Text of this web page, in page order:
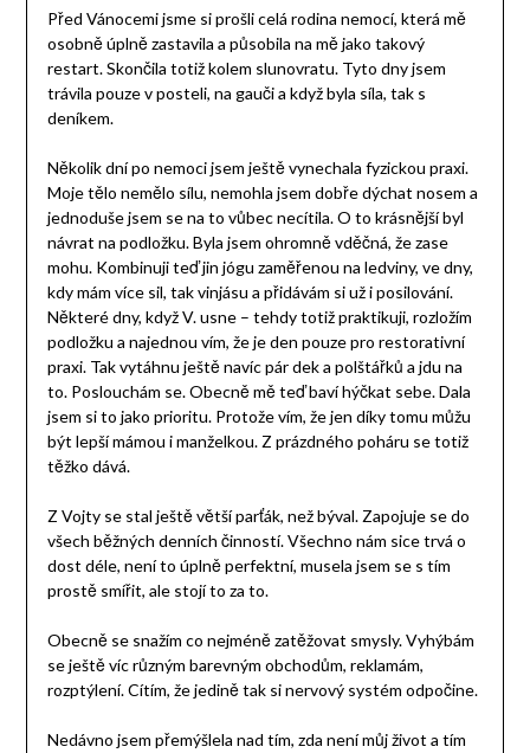
Před Vánocemi jsme si prošli celá rodina nemocí, která mě
osobně úplně zastavila a působila na mě jako takový
restart. Skončila totiž kolem slunovratu. Tyto dny jsem
trávila pouze v posteli, na gauči a když byla síla, tak s
deníkem.
Několik dní po nemoci jsem ještě vynechala fyzickou praxi.
Moje tělo nemělo sílu, nemohla jsem dobře dýchat nosem a
jednoduše jsem se na to vůbec necítila. O to krásnější byl
návrat na podložku. Byla jsem ohromně vděčná, že zase
mohu. Kombinuji teď jin jógu zaměřenou na ledviny, ve dny,
kdy mám více sil, tak vinjásu a přidávám si už i posilování.
Některé dny, když V. usne – tehdy totiž praktikuji, rozložím
podložku a najednou vím, že je den pouze pro restorativní
praxi. Tak vytáhnu ještě navíc pár dek a polštářků a jdu na
to. Poslouchám se. Obecně mě teď baví hýčkat sebe. Dala
jsem si to jako prioritu. Protože vím, že jen díky tomu můžu
být lepší mámou i manželkou. Z prázdného poháru se totiž
těžko dává.
Z Vojty se stal ještě větší parťák, než býval. Zapojuje se do
všech běžných denních činností. Všechno nám sice trvá o
dost déle, není to úplně perfektní, musela jsem se s tím
prostě smířit, ale stojí to za to.
Obecně se snažím co nejméně zatěžovat smysly. Vyhýbám
se ještě víc různým barevným obchodům, reklamám,
rozptýlení. Cítím, že jedině tak si nervový systém odpočine.
Nedávno jsem přemýšlela nad tím, zda není můj život a tím